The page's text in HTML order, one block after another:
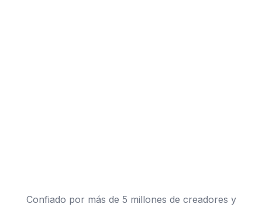
Confiado por más de 5 millones de creadores y